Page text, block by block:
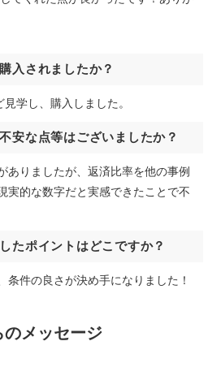
入されましたか？
学し、購入しました。
安な点等はございましたか？
ありましたが、返済比率を他の事例
実的な数字だと実感できたことで不
たポイントはどこですか？
条件の良さが決め手になりました！
メッセージ